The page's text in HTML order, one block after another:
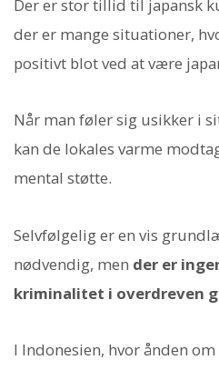
Der er stor tillid til japansk
der er mange situationer,
positivt blot ved at være
Når man føler sig usikker i
kan de lokales varme
mental støtte.
Selvfølgelig er en vis
nødvendig, men der er
kriminalitet i overdreven
I Indonesien, hvor ånden